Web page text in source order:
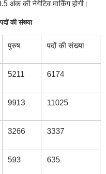
अंक की नेगेटिव मार्किंग होगी।
की संख्या
पुरुष पदों की संख्या
5211 6174
9913 11025
3266 3337
593 635